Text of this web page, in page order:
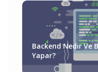
Backend Nedir Ve
Yapar?